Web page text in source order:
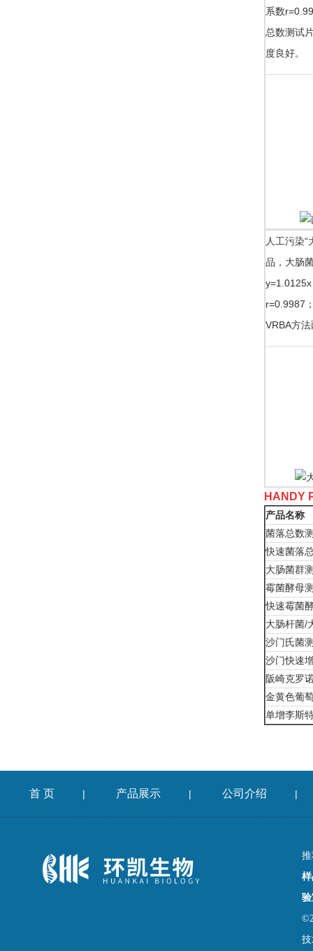
系数
总数测试
度良好。
人工污染
品，大肠
r=0.9987
VRBA⽅
HANDY
产品名称
菌落总数
快速菌落
⼤肠菌群
霉菌酵母
快速霉菌
⼤肠杆菌/
沙门氏菌
沙门快速
阪崎克罗
金黄色葡
单增李斯
首 页 | 产品展示 | 公司介绍 |